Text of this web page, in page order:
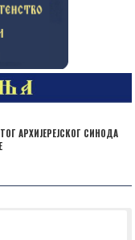
АРХИЈЕРЕЈСКОГ СИНОДА